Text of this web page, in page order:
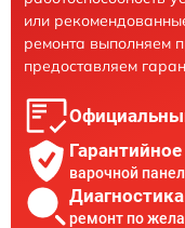
или
ремонта выполняем
предоставляем
варочной
ремонт по